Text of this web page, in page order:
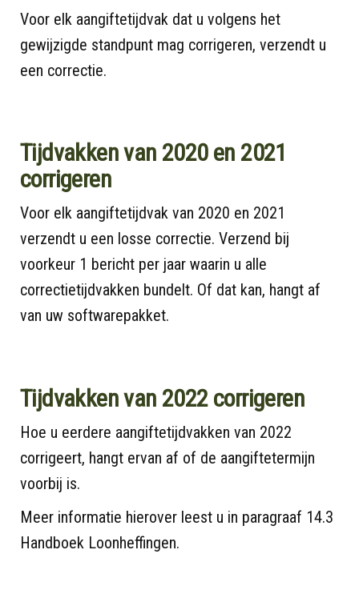
Voor elk aangiftetijdvak dat u volgens het
gewijzigde standpunt mag corrigeren, verzendt u
een correctie.
Tijdvakken van 2020 en 2021
corrigeren
Voor elk aangiftetijdvak van 2020 en 2021
verzendt u een losse correctie. Verzend bij
voorkeur 1 bericht per jaar waarin u alle
correctietijdvakken bundelt. Of dat kan, hangt af
van uw softwarepakket.
Tijdvakken van 2022 corrigeren
Hoe u eerdere aangiftetijdvakken van 2022
corrigeert, hangt ervan af of de aangiftetermijn
voorbij is.
Meer informatie hierover leest u in paragraaf 14.3
Handboek Loonheffingen.